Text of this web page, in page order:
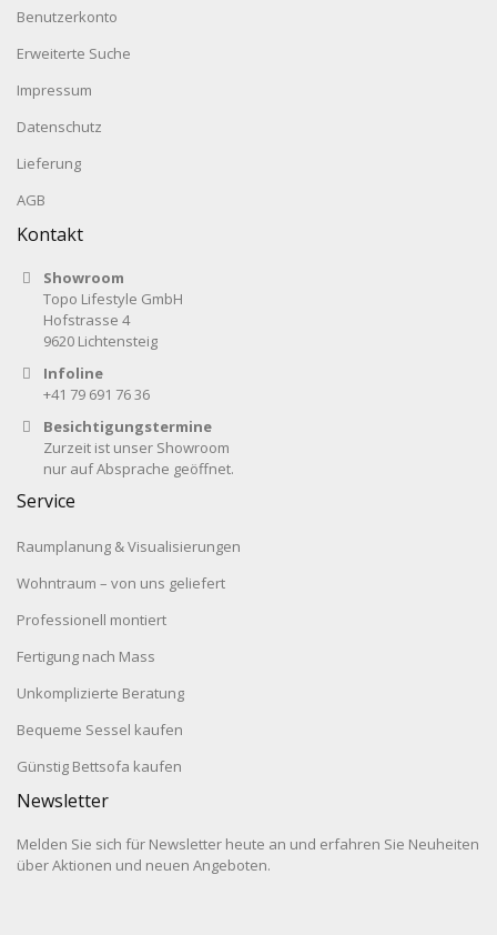
Benutzerkonto
Erweiterte Suche
Impressum
Datenschutz
Lieferung
AGB
Kontakt
Showroom
Topo Lifestyle GmbH
Hofstrasse 4
9620 Lichtensteig
Infoline
+41 79 691 76 36
Besichtigungstermine
Zurzeit ist unser Showroom
nur auf Absprache geöffnet.
Service
Raumplanung & Visualisierungen
Wohntraum – von uns geliefert
Professionell montiert
Fertigung nach Mass
Unkomplizierte Beratung
Bequeme Sessel kaufen
Günstig Bettsofa kaufen
Newsletter
Melden Sie sich für Newsletter heute an und erfahren Sie Neuheiten
über Aktionen und neuen Angeboten.